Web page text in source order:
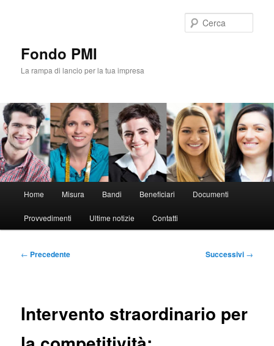
Fondo PMI
La rampa di lancio per la tua impresa
principale
Home Misura Bandi Beneficiari Documenti
Provvedimenti Ultime notizie Contatti
Navigazione
← Precedente Successivi →
Intervento straordinario per